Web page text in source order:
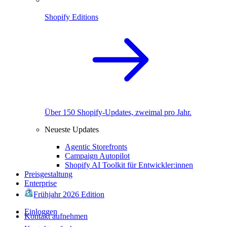
Shopify Editions
Über 150 Shopify-Updates, zweimal pro Jahr.
Neueste Updates
Agentic Storefronts
Campaign Autopilot
Shopify AI Toolkit für Entwickler:innen
Preisgestaltung
Enterprise
Frühjahr 2026 Edition
Einloggen
Kontakt aufnehmen